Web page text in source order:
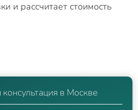
и рассчитает стоимость
консультация в Москве